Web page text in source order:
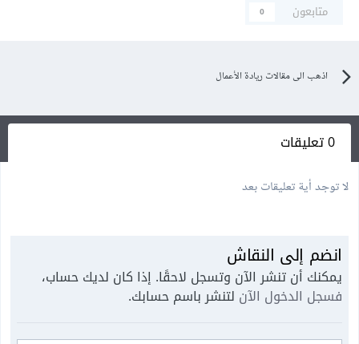
متابعون
0
اذهب الى مقالات ريادة الأعمال
0 تعليقات
لا توجد أية تعليقات بعد
انضم إلى النقاش
يمكنك أن تنشر الآن وتسجل لاحقًا. إذا كان لديك حساب،
فسجل الدخول الآن لتنشر باسم حسابك.